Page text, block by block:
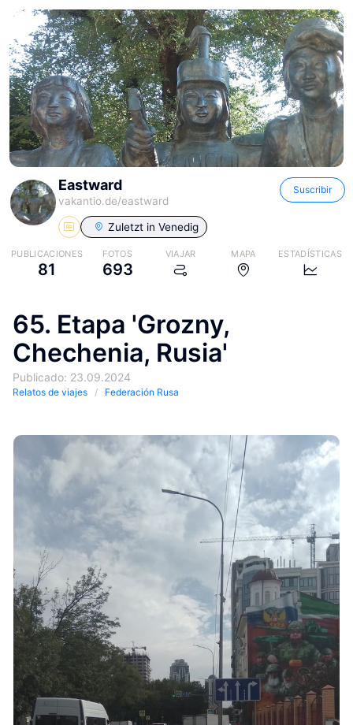
Eastward
vakantio.de/eastward
Suscribir
Zuletzt in Venedig
PUBLICACIONES
81
FOTOS
693
VIAJAR MAPA ESTADÍSTICAS
65. Etapa 'Grozny,
Chechenia, Rusia'
Publicado: 23.09.2024
Relatos de viajes Federación Rusa